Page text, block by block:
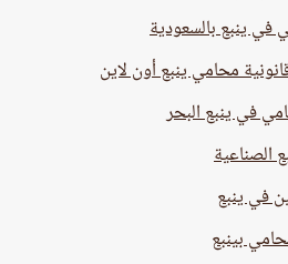
ينبع بالسعودية
محامي ينبع أون لاين
في ينبع البحر
الصناعية
في ينبع
بينبع